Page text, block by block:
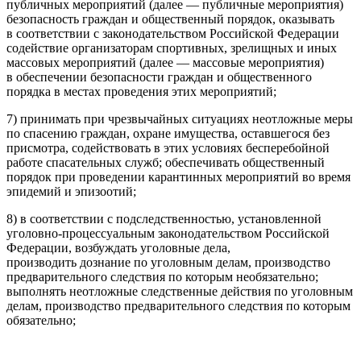
публичных мероприятий (далее — публичные мероприятия)
безопасность граждан и общественный порядок, оказывать
в соответствии с законодательством Российской Федерации
содействие организаторам спортивных, зрелищных и иных
массовых мероприятий (далее — массовые мероприятия)
в обеспечении безопасности граждан и общественного
порядка в местах проведения этих мероприятий;
7) принимать при чрезвычайных ситуациях неотложные меры
по спасению граждан, охране имущества, оставшегося без
присмотра, содействовать в этих условиях бесперебойной
работе спасательных служб; обеспечивать общественный
порядок при проведении карантинных мероприятий во время
эпидемий и эпизоотий;
8) в соответствии с подследственностью, установленной
уголовно-процессуальным законодательством Российской
Федерации, возбуждать уголовные дела,
производить дознание по уголовным делам, производство
предварительного следствия по которым необязательно;
выполнять неотложные следственные действия по уголовным
делам, производство предварительного следствия по которым
обязательно;